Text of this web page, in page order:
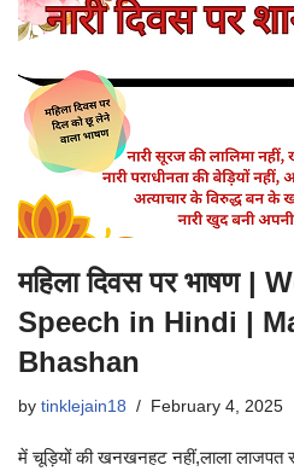
महिला दिवस पर भाषण |
Speech in Hindi |
Bhashan
by tinklejain18 February 4, 2025
में चूड़ियों की खनखनहट नहीं,लाला लाजपत